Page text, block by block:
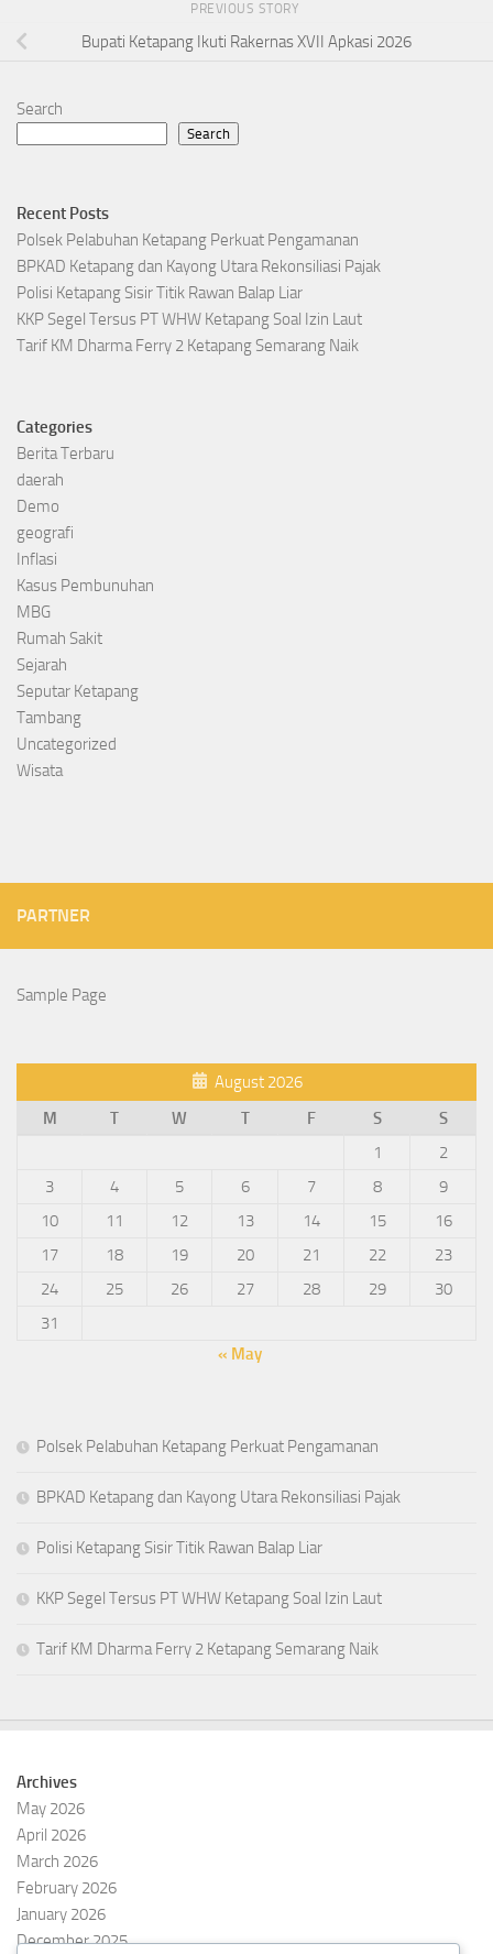
PREVIOUS STORY
Bupati Ketapang Ikuti Rakernas XVII Apkasi 2026
Search
Search
Recent Posts
Polsek Pelabuhan Ketapang Perkuat Pengamanan
BPKAD Ketapang dan Kayong Utara Rekonsiliasi Pajak
Polisi Ketapang Sisir Titik Rawan Balap Liar
KKP Segel Tersus PT WHW Ketapang Soal Izin Laut
Tarif KM Dharma Ferry 2 Ketapang Semarang Naik
Categories
Berita Terbaru
daerah
Demo
geografi
Inflasi
Kasus Pembunuhan
MBG
Rumah Sakit
Sejarah
Seputar Ketapang
Tambang
Uncategorized
Wisata
PARTNER
Sample Page
August 2026
M
T W T F S
S
1
2
3
4 5 6 7 8
9
10
11 12 13 14 15
16
17
18 19 20 21 22
23
24
25 26 27 28 29
30
31
« May
Polsek Pelabuhan Ketapang Perkuat Pengamanan
BPKAD Ketapang dan Kayong Utara Rekonsiliasi Pajak
Polisi Ketapang Sisir Titik Rawan Balap Liar
KKP Segel Tersus PT WHW Ketapang Soal Izin Laut
Tarif KM Dharma Ferry 2 Ketapang Semarang Naik
Archives
May 2026
April 2026
March 2026
February 2026
January 2026
December 2025